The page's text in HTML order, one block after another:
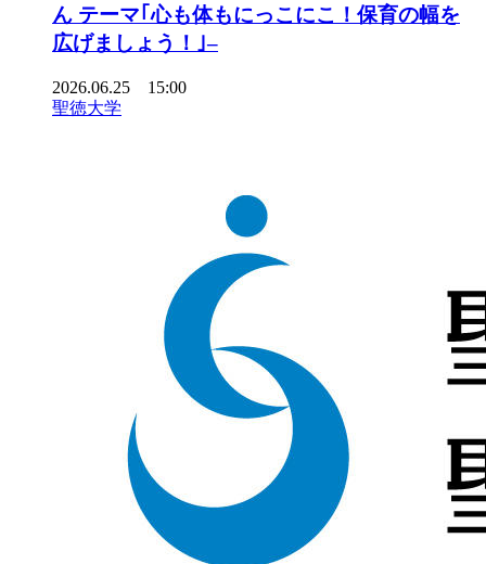
ん テーマ｢心も体もにっこにこ！保育の幅を
広げましょう！｣–
2026.06.25 15:00
聖徳大学